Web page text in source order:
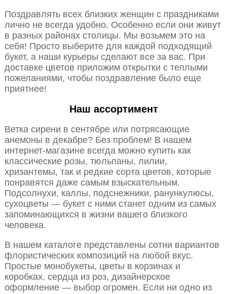
Поздравлять всех близких женщин с праздниками
лично не всегда удобно. Особенно если они живут
в разных районах столицы. Мы возьмем это на
себя! Просто выберите для каждой подходящий
букет, а наши курьеры сделают все за вас. При
доставке цветов приложим открытки с теплыми
пожеланиями, чтобы поздравление было еще
приятнее!
Наш ассортимент
Ветка сирени в сентябре или потрясающие
анемоны в декабре? Без проблем! В нашем
интернет-магазине всегда можно купить как
классические розы, тюльпаны, лилии,
хризантемы, так и редкие сорта цветов, которые
понравятся даже самым взыскательным.
Подсолнухи, каллы, подснежники, ранункулюсы,
сухоцветы — букет с ними станет одним из самых
запоминающихся в жизни вашего близкого
человека.
В нашем каталоге представлены сотни вариантов
флористических композиций на любой вкус.
Простые монобукеты, цветы в корзинах и
коробках, сердца из роз, дизайнерское
оформление — выбор огромен. Если ни одно из